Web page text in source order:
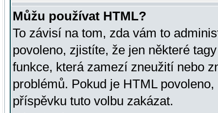
Můžu používat HTML?
To závisí na tom, zda vám to
povoleno, zjistíte, že jen některé
funkce, která zamezí zneužití nebo
problémů. Pokud je HTML
příspěvku tuto volbu zakázat.